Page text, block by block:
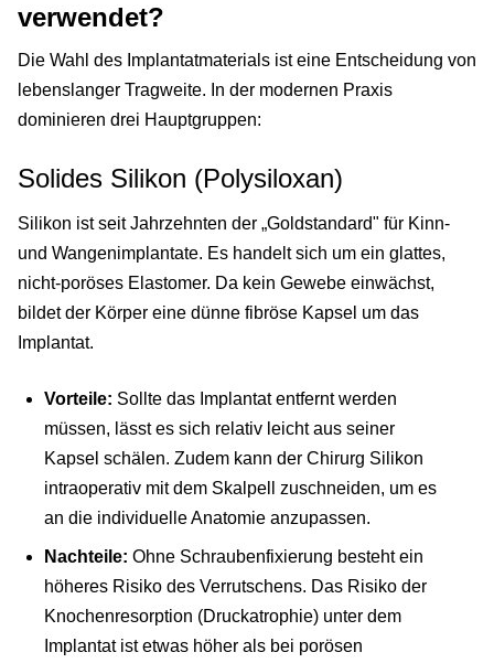
verwendet?
Die Wahl des Implantatmaterials ist eine Entscheidung von
lebenslanger Tragweite. In der modernen Praxis
dominieren drei Hauptgruppen:
Solides Silikon (Polysiloxan)
Silikon ist seit Jahrzehnten der „Goldstandard" für Kinn-
und Wangenimplantate. Es handelt sich um ein glattes,
nicht-poröses Elastomer. Da kein Gewebe einwächst,
bildet der Körper eine dünne fibröse Kapsel um das
Implantat.
Vorteile: Sollte das Implantat entfernt werden
müssen, lässt es sich relativ leicht aus seiner
Kapsel schälen. Zudem kann der Chirurg Silikon
intraoperativ mit dem Skalpell zuschneiden, um es
an die individuelle Anatomie anzupassen.
Nachteile: Ohne Schraubenfixierung besteht ein
höheres Risiko des Verrutschens. Das Risiko der
Knochenresorption (Druckatrophie) unter dem
Implantat ist etwas höher als bei porösen